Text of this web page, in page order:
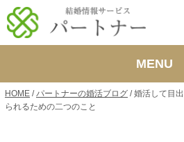
MENU
HOME /パートナーの婚活ブログ /婚活して目
られるための二つのこと